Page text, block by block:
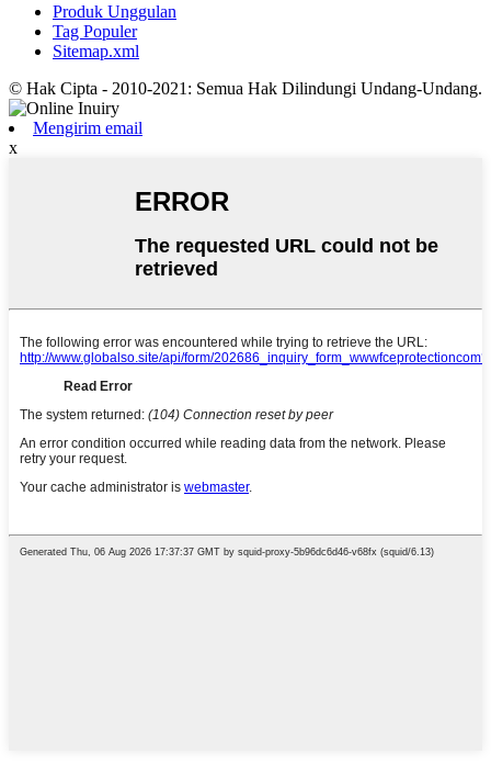
Produk Unggulan
Tag Populer
Sitemap.xml
© Hak Cipta - 2010-2021: Semua Hak Dilindungi Undang-Undang.
Mengirim email
x